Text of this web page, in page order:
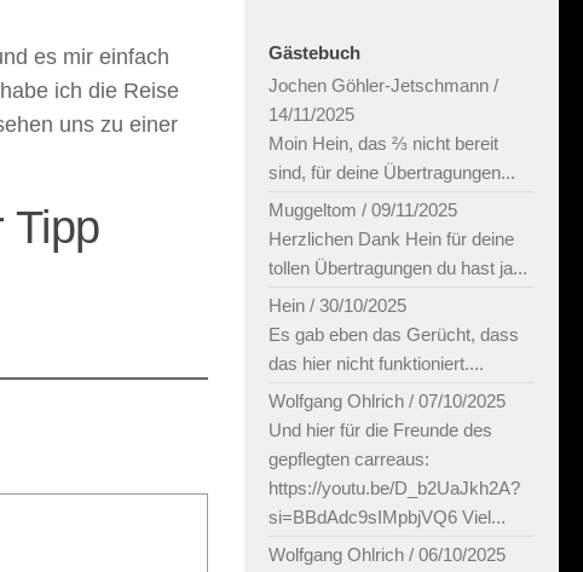
es mir einfach
ich die Reise
uns zu einer
Tipp
Gästebuch
Jochen Göhler-Jetschmann /
14/11/2025
Moin Hein, das ⅔ nicht bereit
sind, für deine Übertragungen...
Muggeltom / 09/11/2025
Herzlichen Dank Hein für deine
tollen Übertragungen du hast ja...
Hein / 30/10/2025
Es gab eben das Gerücht, dass
das hier nicht funktioniert....
Wolfgang Ohlrich / 07/10/2025
Und hier für die Freunde des
gepflegten carreaus:
https://youtu.be/D_b2UaJkh2A?
si=BBdAdc9sIMpbjVQ6 Viel...
Wolfgang Ohlrich / 06/10/2025